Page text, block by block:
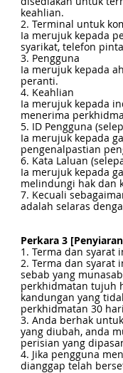
keahlian.​
2. Terminal untuk
Ia merujuk kepada
syarikat, telefon
3. Pengguna
Ia merujuk kepada
peranti.
4. Keahlian
Ia merujuk kepada
menerima
5. ID Pengguna
Ia merujuk kepada
pengenalpastian
6. Kata Laluan
Ia merujuk kepada
melindungi hak dan
7. Kecuali
adalah selaras
Perkara 3
1. Terma dan syarat
2. Terma dan syarat
sebab yang
perkhidmatan tujuh
kandungan yang
perkhidmatan 30
3. Anda berhak
yang diubah, anda
perisian yang
4. Jika pengguna
dianggap telah